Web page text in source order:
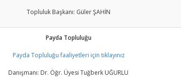
Topluluk Başkanı: Güler ŞAHİN
Payda Topluluğu
Payda Topluluğu faaliyetleri için tıklayınız
Danışmanı: Dr. Öğr. Üyesi Tuğberk UĞURLU